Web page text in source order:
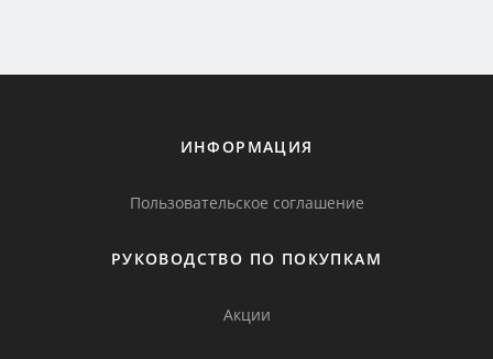
ИНФОРМАЦИЯ
Пользовательское соглашение
РУКОВОДСТВО ПО ПОКУПКАМ
Акции